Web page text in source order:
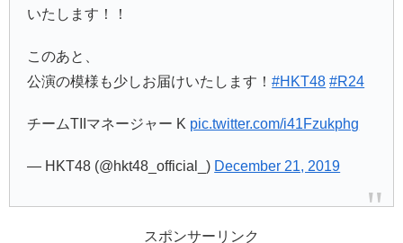
いたします！！
このあと、
公演の模様も少しお届けいたします！#HKT48 #R24
チームTIIマネージャー K pic.twitter.com/i41Fzukphg
— HKT48 (@hkt48_official_) December 21, 2019
スポンサーリンク